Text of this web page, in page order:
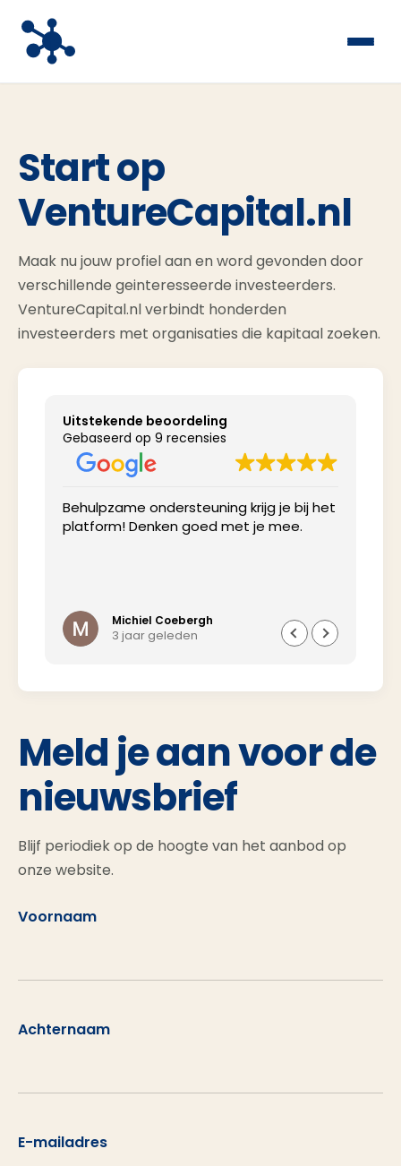
Start op
VentureCapital.nl
Maak nu jouw profiel aan en word gevonden door
verschillende geinteresseerde investeerders.
VentureCapital.nl verbindt honderden
investeerders met organisaties die kapitaal zoeken.
Uitstekende beoordeling
Gebaseerd op 9 recensies
Behulpzame ondersteuning krijg je bij het
platform! Denken goed met je mee.
Michiel Coebergh
3 jaar geleden
Meld je aan voor de
nieuwsbrief
Blijf periodiek op de hoogte van het aanbod op
onze website.
Voornaam
Achternaam
E-mailadres